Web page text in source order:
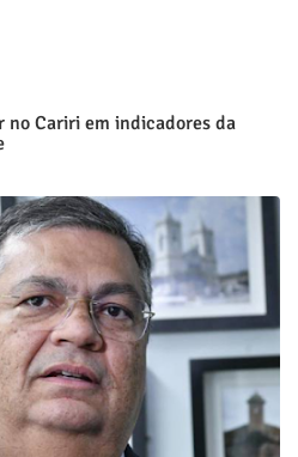
Cariri em indicadores da